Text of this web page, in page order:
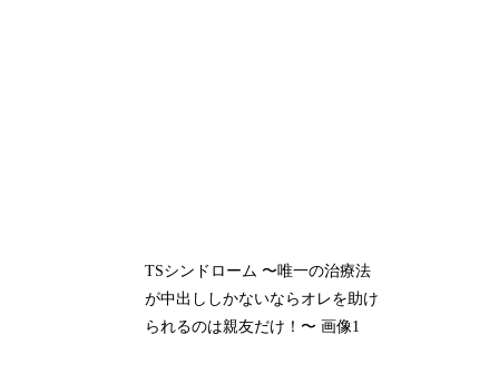
TSシンドローム 〜唯一の治療法
が中出ししかないならオレを助け
られるのは親友だけ！〜 画像1